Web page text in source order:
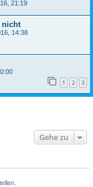
21:19
nicht
14:38
1 2 3
Gehe zu